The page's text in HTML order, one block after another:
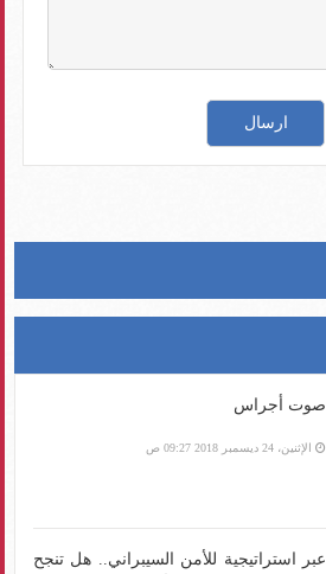
صوت أجراس
الإثنين، 24 ديسمبر 2018 09:27 ص
عبر استراتيجية للأمن السيبراني.. هل تنجح